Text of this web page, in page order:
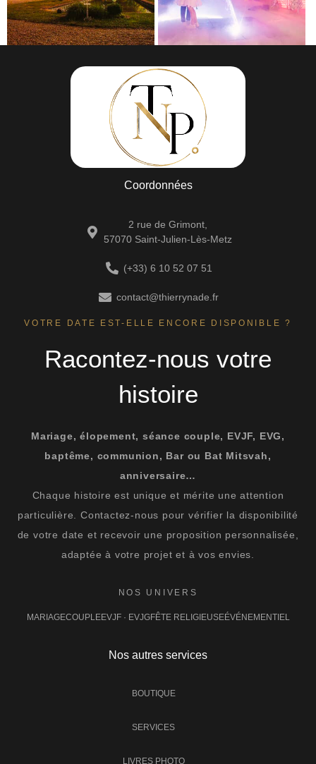
Coordonnées
2 rue de Grimont,
57070 Saint-Julien-Lès-Metz
(+33) 6 10 52 07 51
contact@thierrynade.fr
VOTRE DATE EST-ELLE ENCORE DISPONIBLE ?
Racontez-nous votre
histoire
Mariage, élopement, séance couple, EVJF, EVG,
baptême, communion, Bar ou Bat Mitsvah,
anniversaire…
Chaque histoire est unique et mérite une attention
particulière. Contactez-nous pour vérifier la disponibilité
de votre date et recevoir une proposition personnalisée,
adaptée à votre projet et à vos envies.
NOS UNIVERS
MARIAGECOUPLEEVJF · EVJGFÊTE RELIGIEUSEÉVÉNEMENTIEL
Nos autres services
BOUTIQUE
SERVICES
LIVRES PHOTO